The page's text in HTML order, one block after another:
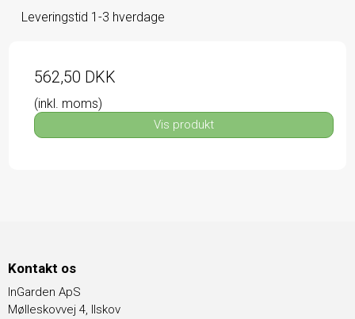
Leveringstid 1-3 hverdage
562,50 DKK
(inkl. moms)
Vis produkt
Kontakt os
InGarden ApS
Mølleskovvej 4, Ilskov